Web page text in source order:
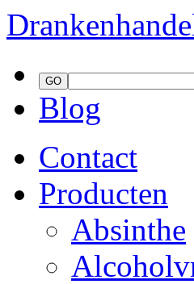
Blog
Contact
Producten
Absinthe